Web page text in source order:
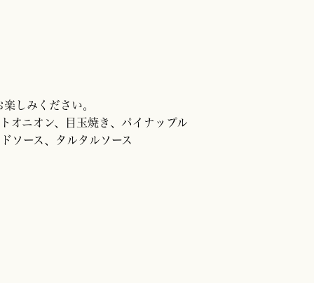
しみください。
オニオン、目玉焼き、パイナップル
ソース、タルタルソース